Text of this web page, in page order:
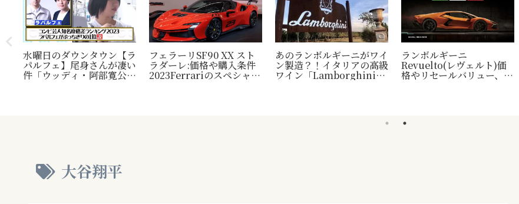
水曜日のダウンタウン【ラ
パルフェ】尾身さんが凄い
件「ウッディ・阿部寛公
フェラーリSF90 XX スト
ラダーレ:価格や購入条件
2023Ferrariのスペシャル
あのランボルギーニがワイ
ン製造？！イタリアの高級
ワイン「Lamborghini」
ランボルギーニ
Revuelto(レヴェルト)価
格やリセールバリュー、納
大谷翔平